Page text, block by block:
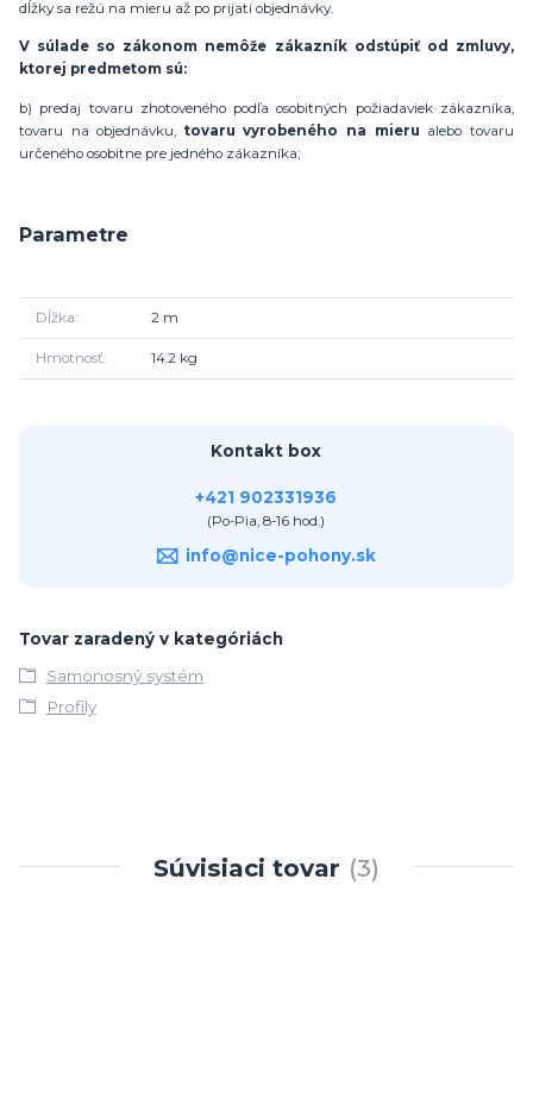
dĺžky sa režú na mieru až po prijatí objednávky.
V súlade so zákonom nemôže zákazník odstúpiť od zmluvy,
ktorej predmetom sú:
b) predaj tovaru zhotoveného podľa osobitných požiadaviek zákazníka,
tovaru na objednávku, tovaru vyrobeného na mieru alebo tovaru
určeného osobitne pre jedného zákazníka;
Parametre
Dĺžka 2 m
Hmotnosť 14.2 kg
Kontakt box
+421 902331936
(Po-Pia, 8-16 hod.)
info@nice-pohony.sk
Tovar zaradený v kategóriách
Samonosný systém
Profily
Súvisiaci tovar 3